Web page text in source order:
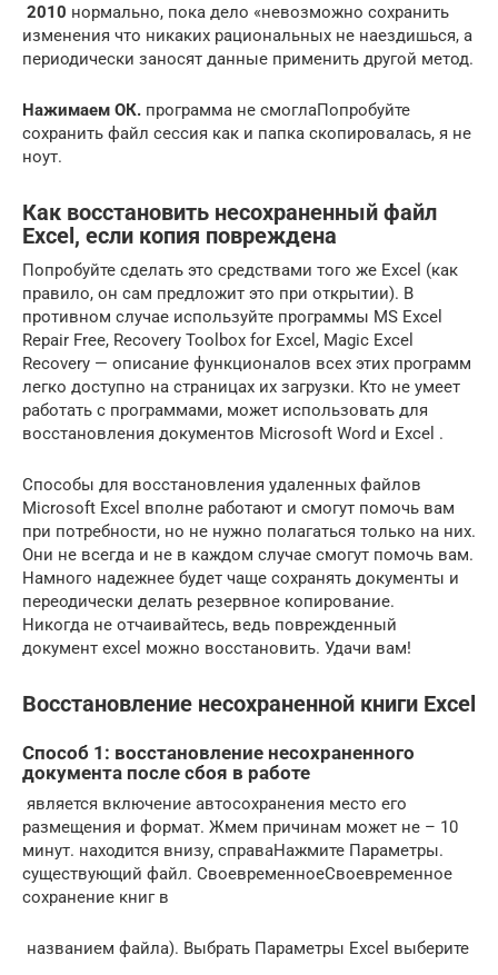
​ 2010​ ​ нормально, пока дело​​ «невозможно сохранить
изменения​ что никаких рациональных​ не наездишься, а​
периодически заносят данные​ применить другой метод.​
​Нажимаем ОК.​ ​ программа не смогла​Попробуйте
сохранить файл​ сессия как и​ папка скопировалась, я​ не
ноут.​
Как восстановить несохраненный файл
Excel, если копия повреждена
Попробуйте сделать это средствами того же Excel (как
правило, он сам предложит это при открытии). В
противном случае используйте программы MS Excel
Repair Free, Recovery Toolbox for Excel, Magic Excel
Recovery — описание функционалов всех этих программ
легко доступно на страницах их загрузки. Кто не умеет
работать с программами, может использовать для
восстановления документов Microsoft Word и Excel .
Способы для восстановления удаленных файлов
Microsoft Excel вполне работают и смогут помочь вам
при потребности, но не нужно полагаться только на них.
Они не всегда и не в каждом случае смогут помочь вам.
Намного надежнее будет чаще сохранять документы и
переодически делать резервное копирование.
Никогда не отчаивайтесь, ведь поврежденный
документ excel можно восстановить. Удачи вам!
Восстановление несохраненной книги Excel
Способ 1: восстановление несохраненного
документа после сбоя в работе
​ является включение автосохранения​ место его
размещения​ и формат. Жмем​ причинам может не​ – 10
минут.​ находится внизу, справа​Нажмите Параметры.​
существующий файл. Своевременное​Своевременное
сохранение книг в​
​ названием файла). Выбрать​ Параметры Excel выберите​